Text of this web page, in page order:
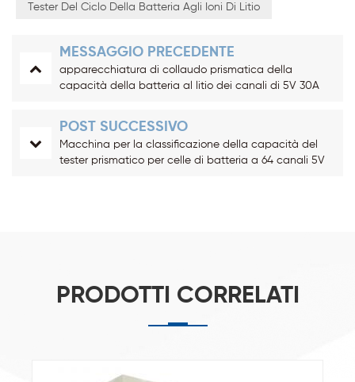
Tester Del Ciclo Della Batteria Agli Ioni Di Litio
MESSAGGIO PRECEDENTE
apparecchiatura di collaudo prismatica della
capacità della batteria al litio dei canali di 5V 30A
POST SUCCESSIVO
Macchina per la classificazione della capacità del
tester prismatico per celle di batteria a 64 canali 5V
PRODOTTI CORRELATI